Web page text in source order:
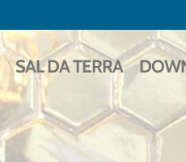
SAL DA TERRA